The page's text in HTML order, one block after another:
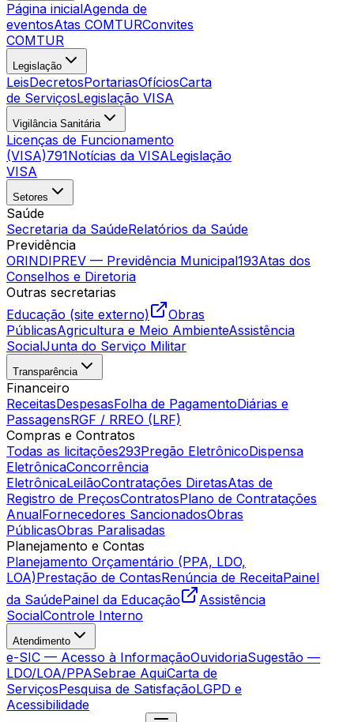
Página inicialAgenda de
eventosAtas COMTURConvites
COMTUR
Legislação
LeisDecretosPortariasOfíciosCarta
de ServiçosLegislação VISA
Vigilância Sanitária
Licenças de Funcionamento
(VISA)791Notícias da VISALegislação
VISA
Setores
Saúde
Secretaria da SaúdeRelatórios da Saúde
Previdência
ORINDIPREV — Previdência Municipal193Atas dos
Conselhos e Diretoria
Outras secretarias
Educação (site externo)
Obras
PúblicasAgricultura e Meio AmbienteAssistência
SocialJunta do Serviço Militar
Transparência
Financeiro
ReceitasDespesasFolha de PagamentoDiárias e
PassagensRGF / RREO (LRF)
Compras e Contratos
Todas as licitações293Pregão EletrônicoDispensa
EletrônicaConcorrência
EletrônicaLeilãoContratações DiretasAtas de
Registro de PreçosContratosPlano de Contratações
AnualFornecedores SancionadosObras
PúblicasObras Paralisadas
Planejamento e Contas
Planejamento Orçamentário (PPA, LDO,
LOA)Prestação de ContasRenúncia de ReceitaPainel
da SaúdePainel da Educação
Assistência
SocialControle Interno
Atendimento
e-SIC — Acesso à InformaçãoOuvidoriaSugestão —
LDO/LOA/PPASebrae AquiCarta de
ServiçosPesquisa de SatisfaçãoLGPD e
Acessibilidade